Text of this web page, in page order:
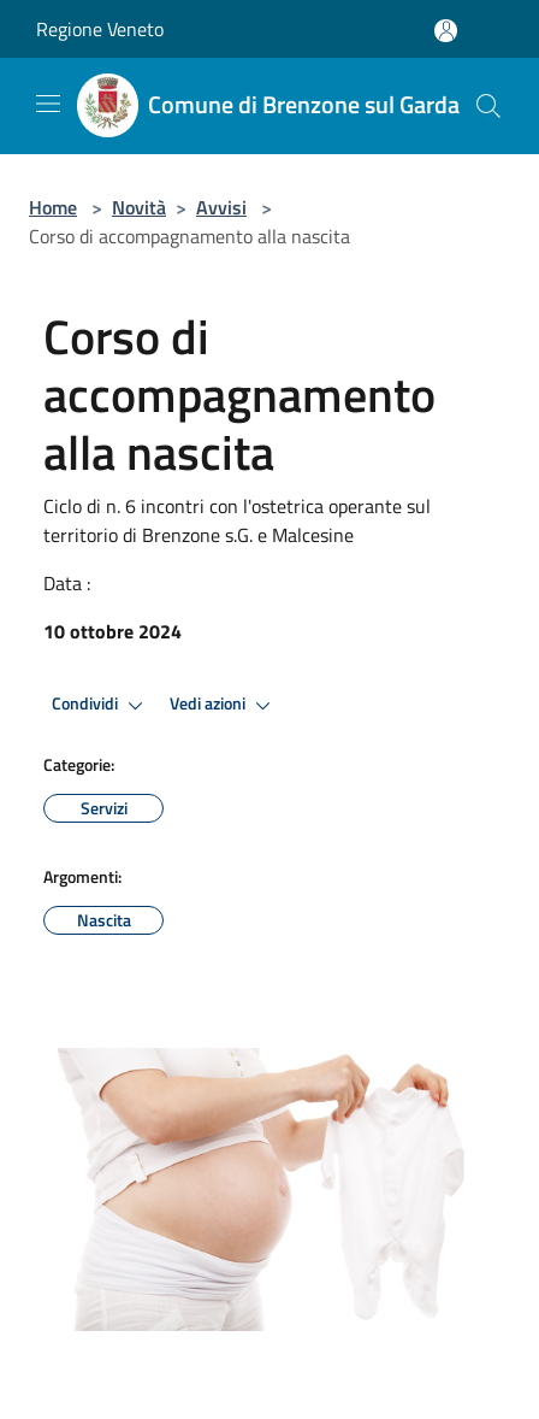
Regione Veneto
Comune di Brenzone sul Garda
Home > Novità > Avvisi >
Corso di accompagnamento alla nascita
Corso di
accompagnamento
alla nascita
Ciclo di n. 6 incontri con l'ostetrica operante sul
territorio di Brenzone s.G. e Malcesine
Data :
10 ottobre 2024
Condividi Vedi azioni
Categorie:
Servizi
Argomenti:
Nascita